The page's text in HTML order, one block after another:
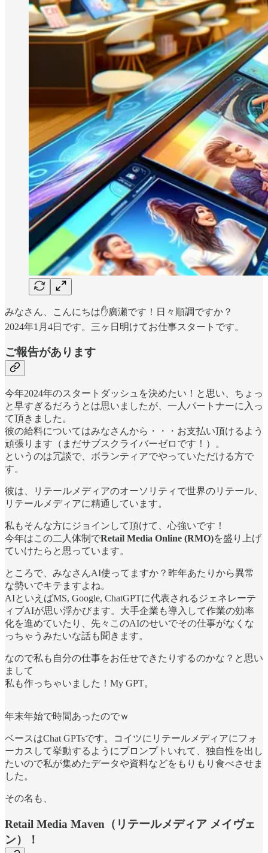
みなさん、こんにちは✋廣瀬です！日々順調ですか？
2024年1月4日です。三ヶ日明けてお仕事スタートです。
ご報告があります
今年2024年のスタートダッシュを決めたい！と思い、ちょっ
と早すぎるだろうとは思いましたが、一人パートナーに入っ
て頂きました。
彼の給料についてはみなさんから・・・お支払い頂けるよう
頑張ります（まだサブスクライバーゼロです！）。
というのは冗談で、ボランティアでやっていただける方で
す。
彼は、リテールメディアのオーソリティで世界のリテール、
リテールメディアに精通しています。
私もそんな方にジョインして頂けて、心強いです！
今年はこの二人体制でRetail Media Online (RMO)を盛り上げ
ていけたらと思っています。
ところで、みなさんAI使ってますか？昨年あたりから異常
な勢いでキテますよね。
AIといえばMS, Google, ChatGPTに代表されるジェネレーテ
ィブAIが思い浮かびます。大手企業も導入して作業の効率
化を進めていたり、先々このAIのせいでその仕事がなくな
っちゃうみたいな話も聞きます。
なので私も自分の仕事をお任せできたりするのかな？と思い
まして
私も作っちゃいました！My GPT。
年末年始で時間あったのでｗ
ベースはChat GPTsです。コイツにリテールメディアにフォ
ーカスして挙動するようにプロンプトいれて、独自性を出し
たいので私が集めたデータや資料などをもりもり食べさせま
した。
その名も、
Retail Media Maven（リテールメディア メイヴェ
ン）！